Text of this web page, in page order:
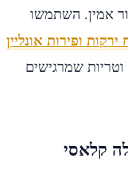
אמין. השתמשו
ופירות אונליין
שמרגישים